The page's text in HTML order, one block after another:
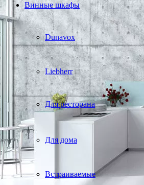
Винные шкафы
Dunavox
Liebherr
Для ресторана
Для дома
Встраиваемые